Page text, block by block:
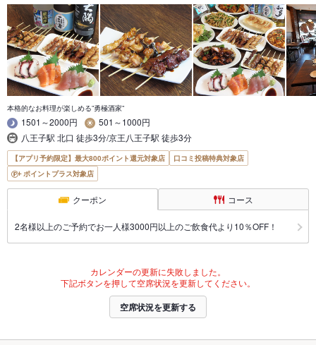
本格的なお料理が楽しめる”勇極酒家”
1501～2000円
501～1000円
八王子駅 北口 徒歩3分/京王八王子駅 徒歩3分
【アプリ予約限定】最大800ポイント還元対象店
口コミ投稿特典対象店
ポイントプラス対象店
クーポン コース
2名様以上のご予約でお一人様3000円以上のご飲食代より10％OFF！
カレンダーの更新に失敗しました。
下記ボタンを押して空席状況を更新してください。
空席状況を更新する